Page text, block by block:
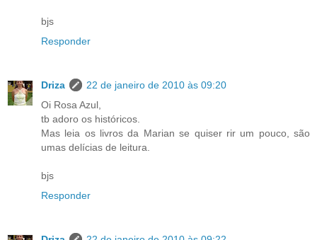
bjs
Responder
Driza
22 de janeiro de 2010 às 09:20
Oi Rosa Azul,
tb adoro os históricos.
Mas leia os livros da Marian se quiser rir um pouco, são
umas delícias de leitura.
bjs
Responder